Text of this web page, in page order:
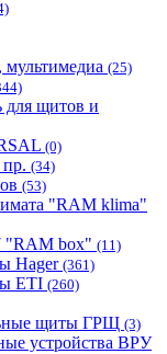
(25)
для щитов и
(0)
(34)
(53)
"RAM klima"
"RAM box" (11)
Hager (361)
ETI (260)
щиты ГРЩ (3)
устройства ВРУ